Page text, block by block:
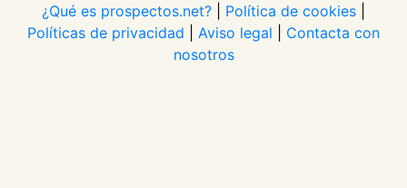
¿Qué es prospectos.net? Política de cookies
Políticas de privacidad
Aviso legal
Contacta con
nosotros